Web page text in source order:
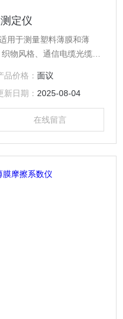
定仪
用于测量塑料薄膜和薄
物风格、通信电缆光缆用
和动摩擦系数。通过测量
产质量工艺指标，满足产
品价格： 面议
新日期： 2025-08-04
在线留言